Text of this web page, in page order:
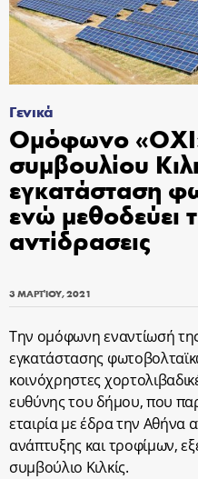
Γενικά
Ομόφωνο
συμβουλίου
εγκατάσταση
ενώ μεθοδεύει
αντίδρασεις
3 ΜΑΡΤΊΟΥ, 2021
Την ομόφωνη εναντίωσή
εγκατάστασης
κοινόχρηστες
ευθύνης του δήμου, που
εταιρία με έδρα την Αθήνα
ανάπτυξης και τροφίμων,
συμβούλιο Κιλκίς.